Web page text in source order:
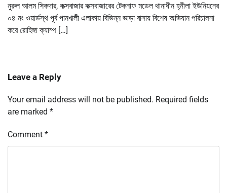
নুরুল আলম সিকদার, কক্সবাজার কক্সবাজারের টেকনাফ মডেল থানাধীন হ্নীলা ইউনিয়নের
০৪ নং ওয়ার্ডস্থ পূর্ব পানখালী এলাকায় বিভিন্ন ভাড়া বাসায় বিশেষ অভিযান পরিচালনা
করে রোহিঙ্গা ক্যাম্প […]
Leave a Reply
Your email address will not be published. Required fields
are marked *
Comment *